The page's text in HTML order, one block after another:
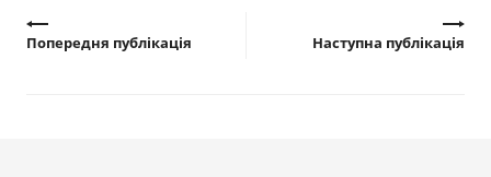
Попередня публікація Наступна публікація